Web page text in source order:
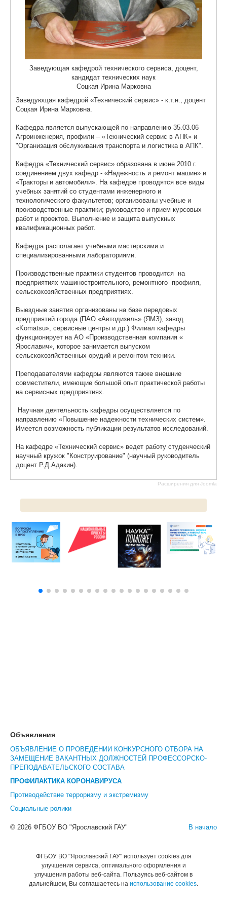
ЦКП АГРОТЕХНОЛОГИИ
НАЦИОНАЛЬНЫЕ ПРОЕКТЫ РОССИИ
МАСТЕР-КЛАССЫ
НАУКА И МЕЖДУНАРОДНАЯ ДЕЯТЕЛЬНОСТЬ
СТИПЕНДИАЛЬНЫЕ ПРОГРАММЫ
ПРОТИВОДЕЙСТВИЕ ТЕРРОРИЗМУ
ФАКУЛЬТЕТЫ
ОБЩЕЖИТИЕ
ЖУРНАЛ "ВЕСТНИК АПК ВЕРХНЕВОЛЖЬЯ"
Заведующая кафедрой технического сервиса, доцент,
кандидат технических наук
Соцкая Ирина Марковна
Заведующая кафедрой «Технический сервис» - к.т.н., доцент
Соцкая Ирина Марковна.
Кафедра является выпускающей по направлению 35.03.06
Агроинженерия, профили – «Технический сервис в АПК» и
"Организация обслуживания транспорта и логистика в АПК".
Кафедра «Технический сервис» образована в июне 2010 г.
соединением двух кафедр - «Надежность и ремонт машин» и
«Тракторы и автомобили». На кафедре проводятся все виды
учебных занятий со студентами инженерного и
технологического факультетов; организованы учебные и
производственные практики; руководство и прием курсовых
работ и проектов. Выполнение и защита выпускных
квалификационных работ.
Кафедра располагает учебными мастерскими и
специализированными лабораториями.
Производственные практики студентов проводится на
предприятиях машиностроительного, ремонтного профиля,
сельскохозяйственных предприятиях.
Выездные занятия организованы на базе передовых
предприятий города (ПАО «Автодизель» (ЯМЗ), завод
«Komatsu», сервисные центры и др.) Филиал кафедры
функционирует на АО «Производственная компания «
Ярославич», которое занимается выпуском
сельскохозяйственных орудий и ремонтом техники.
Преподавателями кафедры являются также внешние
совместители, имеющие большой опыт практической работы
на сервисных предприятиях.
Научная деятельность кафедры осуществляется по
направлению «Повышение надежности технических систем».
Имеется возможность публикации результатов исследований.
На кафедре «Технический сервис» ведет работу студенческий
научный кружок "Конструирование" (научный руководитель
доцент Р.Д.Адакин).
Расширения для Joomla
Объявления
ОБЪЯВЛЕНИЕ О ПРОВЕДЕНИИ КОНКУРСНОГО ОТБОРА НА
ЗАМЕЩЕНИЕ ВАКАНТНЫХ ДОЛЖНОСТЕЙ ПРОФЕССОРСКО-
ПРЕПОДАВАТЕЛЬСКОГО СОСТАВА
ПРОФИЛАКТИКА КОРОНАВИРУСА
Противодействие терроризму и экстремизму
Социальные ролики
В начало
© 2026 ФГБОУ ВО "Ярославский ГАУ"
ФГБОУ ВО "Ярославский ГАУ" использует cookies для
улучшения сервиса, оптимального оформления и
улучшения работы веб-сайта. Пользуясь веб-сайтом в
дальнейшем, Вы соглашаетесь на использование cookies